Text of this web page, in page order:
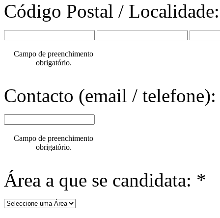
Código Postal /
Campo de preenchimento
obrigatório.
Contacto (email /
Campo de preenchimento
obrigatório.
Área a que se candidata: *